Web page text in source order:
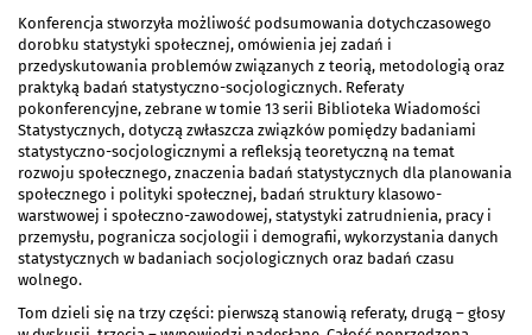
Konferencja stworzyła możliwość podsumowania dotychczasowego
dorobku statystyki społecznej, omówienia jej zadań i
przedyskutowania problemów związanych z teorią, metodologią oraz
praktyką badań statystyczno-socjologicznych. Referaty
pokonferencyjne, zebrane w tomie 13 serii Biblioteka Wiadomości
Statystycznych, dotyczą zwłaszcza związków pomiędzy badaniami
statystyczno-socjologicznymi a refleksją teoretyczną na temat
rozwoju społecznego, znaczenia badań statystycznych dla planowania
społecznego i polityki społecznej, badań struktury klasowo-
warstwowej i społeczno-zawodowej, statystyki zatrudnienia, pracy i
przemysłu, pogranicza socjologii i demografii, wykorzystania danych
statystycznych w badaniach socjologicznych oraz badań czasu
wolnego.
Tom dzieli się na trzy części: pierwszą stanowią referaty, drugą – głosy